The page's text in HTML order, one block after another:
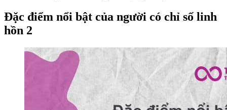
Đặc điểm nổi bật của người có chỉ số linh
hồn 2